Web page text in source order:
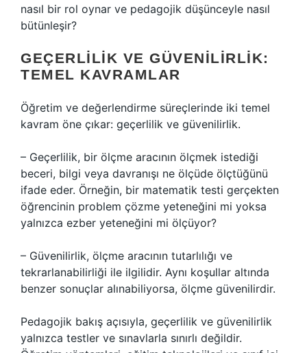
nasıl bir rol oynar ve pedagojik düşünceyle nasıl
bütünleşir?
GEÇERLILIK VE GÜVENILIRLIK:
TEMEL KAVRAMLAR
Öğretim ve değerlendirme süreçlerinde iki temel
kavram öne çıkar: geçerlilik ve güvenilirlik.
– Geçerlilik, bir ölçme aracının ölçmek istediği
beceri, bilgi veya davranışı ne ölçüde ölçtüğünü
ifade eder. Örneğin, bir matematik testi gerçekten
öğrencinin problem çözme yeteneğini mi yoksa
yalnızca ezber yeteneğini mi ölçüyor?
– Güvenilirlik, ölçme aracının tutarlılığı ve
tekrarlanabilirliği ile ilgilidir. Aynı koşullar altında
benzer sonuçlar alınabiliyorsa, ölçme güvenilirdir.
Pedagojik bakış açısıyla, geçerlilik ve güvenilirlik
yalnızca testler ve sınavlarla sınırlı değildir.